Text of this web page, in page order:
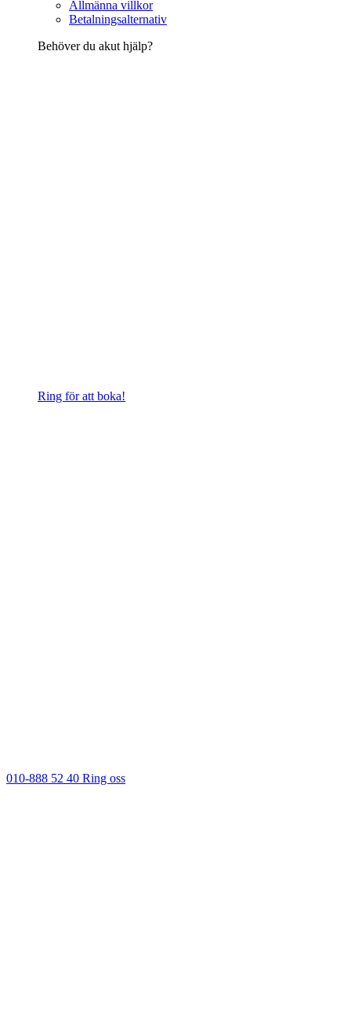
Allmänna villkor
Betalningsalternativ
Behöver du akut hjälp?
Ring för att boka!
010-888 52 40 Ring oss